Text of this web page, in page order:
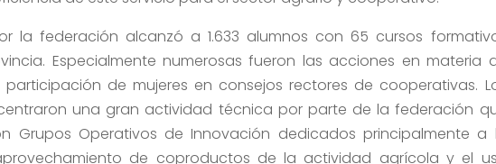
la federación alcanzó a 1.633 alumnos con 65 cursos
Especialmente numerosas fueron las acciones en materia
de mujeres en consejos rectores de cooperativas.
una gran actividad técnica por parte de la federación
Grupos Operativos de Innovación dedicados principalmente a
de coproductos de la actividad agrícola y el